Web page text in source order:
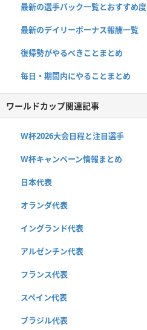
最新の選手パック一覧とおすすめ度
最新のデイリーボーナス報酬一覧
復帰勢がやるべきことまとめ
毎日・期間内にやることまとめ
ワールドカップ関連記事
W杯2026大会日程と注目選手
W杯キャンペーン情報まとめ
日本代表
オランダ代表
イングランド代表
アルゼンチン代表
フランス代表
スペイン代表
ブラジル代表